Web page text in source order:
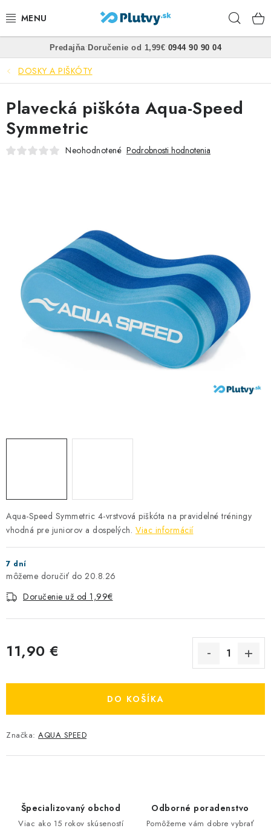
na
PLÁVANIE
ŠNORCHLOVANIE
FREEDIVING
SPEARFISHING
VŠETKO PRE DETI
HRAČKY DO VODY
PODVODNÉ SKÚTRE
Predajňa• Doručenie od 1,99€• 0944 90 90 04
DOSKY A PIŠKÓTY
Aqua-Speed Symmetric 4-vrstvová piškóta na pravidelné tréningy
vhodná pre juniorov a dospelých. Viac informácií
7 dní
20.8.26
Doručenie už od 1,99€
11,90 €
DO KOŠÍKA
Značka: AQUA SPEED
Plavecká piškóta Aqua-Speed
Symmetric
Neohodnotené Podrobnosti hodnotenia
Špecializovaný obchod
Viac ako 15 rokov skúseností
Odborné poradenstvo
Pomôžeme vám dobre vybrať